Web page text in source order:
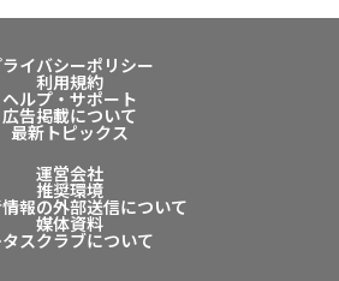
イバシーポリシー
利用規約
ヘルプ・サポート
広告掲載について
最新トピックス
運営会社
推奨環境
報の外部送信について
媒体資料
タスクラブについて